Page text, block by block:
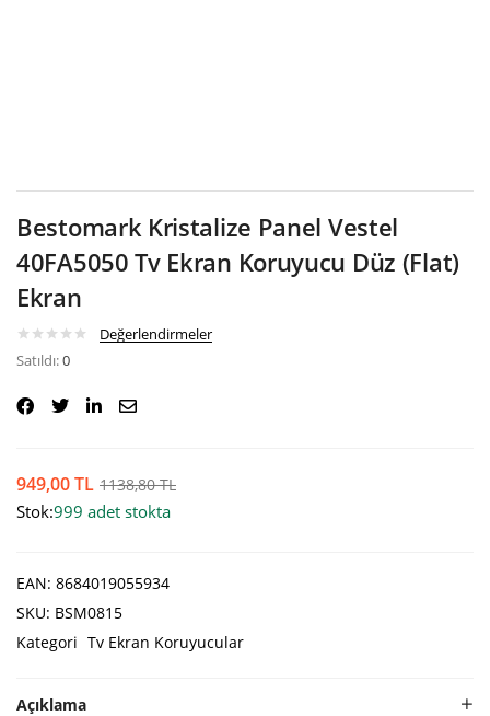
Bestomark Kristalize Panel Vestel
40FA5050 Tv Ekran Koruyucu Düz (Flat)
Ekran
Değerlendirmeler
Satıldı:0
949,00TL 1138,80TL
Stok:999 adet stokta
EAN: 8684019055934
SKU: BSM0815
Kategori Tv Ekran Koruyucular
Açıklama